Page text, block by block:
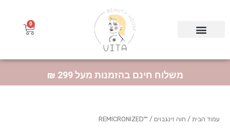
0
עגלת
משלוח חינם בהזמנות מעל 299 ₪
עמוד הבית / חוה זינגבוים / ™REMICRONIZED